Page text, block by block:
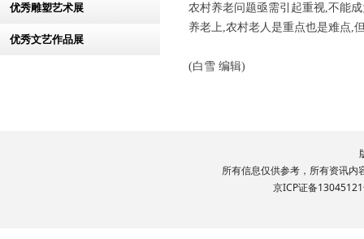
优秀雕塑艺术展
优秀文艺作品展
农村养老问题亟需引起重视,不能
养老上,农村老人是重点也是难点,
(白雪 编辑)
所有信息仅供参考，所有资讯
京ICP证备